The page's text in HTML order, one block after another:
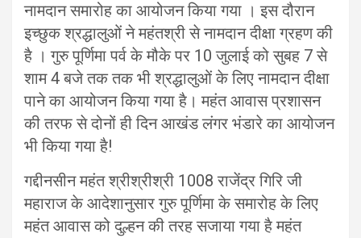
नामदान समारोह का आयोजन किया गया । इस दौरान
इच्छुक श्रद्धालुओं ने महंतश्री से नामदान दीक्षा ग्रहण की
है । गुरु पूर्णिमा पर्व के मौके पर 10 जुलाई को सुबह 7 से
शाम 4 बजे तक तक भी श्रद्धालुओं के लिए नामदान दीक्षा
पाने का आयोजन किया गया है। महंत आवास प्रशासन
की तरफ से दोनों ही दिन आखंड लंगर भंडारे का आयोजन
भी किया गया है!
गद्दीनसीन महंत श्रीश्रीश्री 1008 राजेंद्र गिरि जी
महाराज के आदेशानुसार गुरु पूर्णिमा के समारोह के लिए
महंत आवास को दुल्हन की तरह सजाया गया है महंत